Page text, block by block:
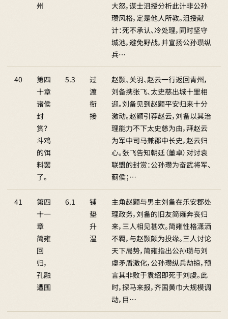
州
大怒，谋士沮授分析此计非公孙
瓒风格，定是他人所教。沮授献
计：死不承认、冷处理，同时坚守
城池，避免野战，并宣扬公孙瓒纵
兵…
40
第四
十章
诸侯
封
赏？
斗鸡
的饵
料罢
了。
5.3
过
渡
衔
接
赵颢、关羽、赵云一行返回青州，
刘备携张飞、太史慈出城十里相
迎。刘备见到赵颢平安归来十分
激动。赵颢引荐赵云，刘备以其治
理能力不下太史慈为由，拜赵云
为军中司马兼郡中长史，赵云归
心。张飞告知朝廷（董卓）对讨袁
联盟的封赏：公孙瓒为奋武将军、
蓟侯；…
41
第四
十一
章
简雍
回
归，
孔融
遭围
6.1
铺
垫
升
温
主角赵颢与男主刘备在乐安郡处
理政务，刘备的旧友简雍奔丧归
来，三人相见甚欢。简雍性格潇洒
不羁，与赵颢颇为投缘。三人讨论
天下局势，简雍指出公孙瓒与刘
虞矛盾激化，公孙瓒纵兵劫掠，预
言其非败于袁绍即死于刘虞。此
时，探马来报，齐国黄巾大规模调
动，目…